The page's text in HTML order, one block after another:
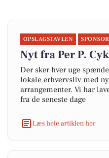
OPSLAGSTAVLEN
Nyt fra Per P.
Der sker hver uge
lokale erhvervsliv med
arrangementer. Vi har
fra de seneste dage
Læs hele artiklen her